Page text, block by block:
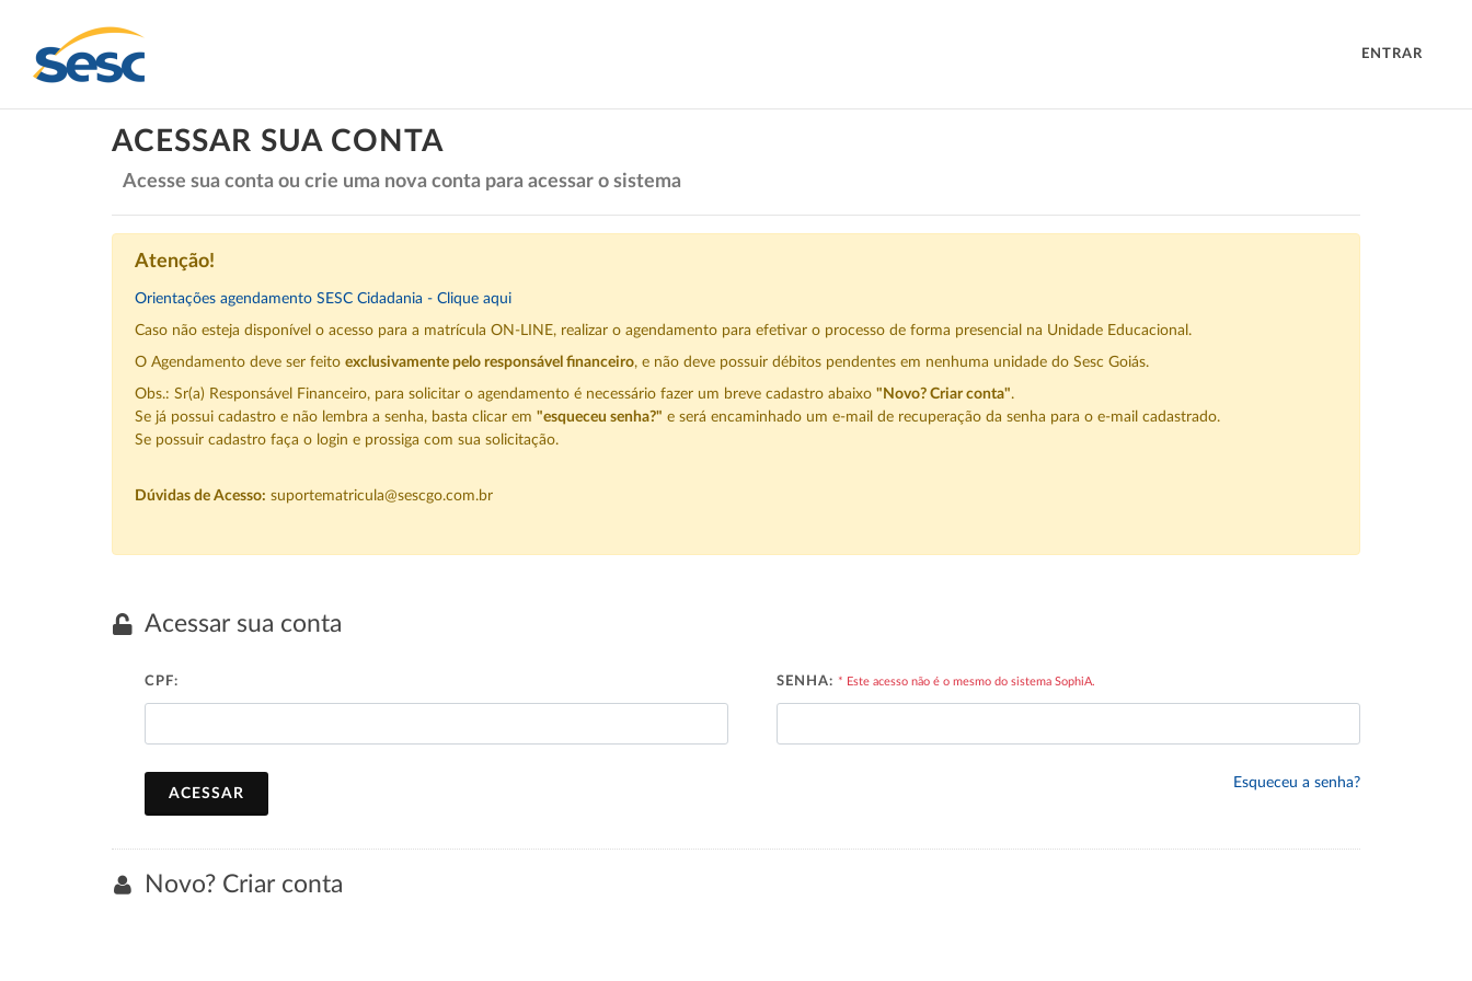
ENTRAR
ACESSAR SUA CONTA
Acesse sua conta ou crie uma nova conta para acessar o sistema
Atenção!
Orientações agendamento SESC Cidadania - Clique aqui
Caso não esteja disponível o acesso para a matrícula ON-LINE, realizar o agendamento para efetivar o processo de forma presencial na Unidade Educacional.
O Agendamento deve ser feito exclusivamente pelo responsável financeiro, e não deve possuir débitos pendentes em nenhuma unidade do Sesc Goiás.
Obs.: Sr(a) Responsável Financeiro, para solicitar o agendamento é necessário fazer um breve cadastro abaixo "Novo? Criar conta".
Se já possui cadastro e não lembra a senha, basta clicar em "esqueceu senha?" e será encaminhado um e-mail de recuperação da senha para o e-mail cadastrado.
Se possuir cadastro faça o login e prossiga com sua solicitação.
Dúvidas de Acesso: suportematricula@sescgo.com.br
Acessar sua conta
CPF: SENHA: * Este acesso não é o mesmo do sistema SophiA.
ACESSAR
Esqueceu a senha?
Novo? Criar conta